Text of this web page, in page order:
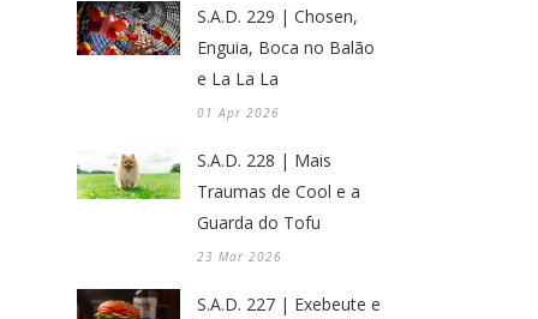
S.A.D. 229 | Chosen,
Enguia, Boca no Balão
e La La La
01 Apr 2026
S.A.D. 228 | Mais
Traumas de Cool e a
Guarda do Tofu
23 Mar 2026
S.A.D. 227 | Exebeute e